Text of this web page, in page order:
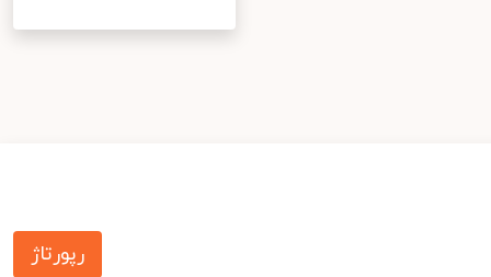
رپورتاژ